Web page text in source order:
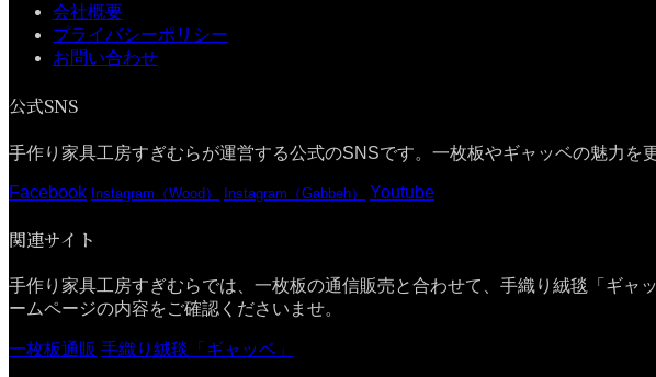
会社概要
プライバシーポリシー
お問い合わせ
公式SNS
手作り家具工房すぎむらが運営する公式のSNSです。一枚板やギャッベの魅力を
Facebook Instagram（Wood） Instagram（Gabbeh） Youtube
関連サイト
手作り家具工房すぎむらでは、一枚板の通信販売と合わせて、手織り絨毯「ギ
ームページの内容をご確認くださいませ。
一枚板通販 手織り絨毯「ギャッベ」